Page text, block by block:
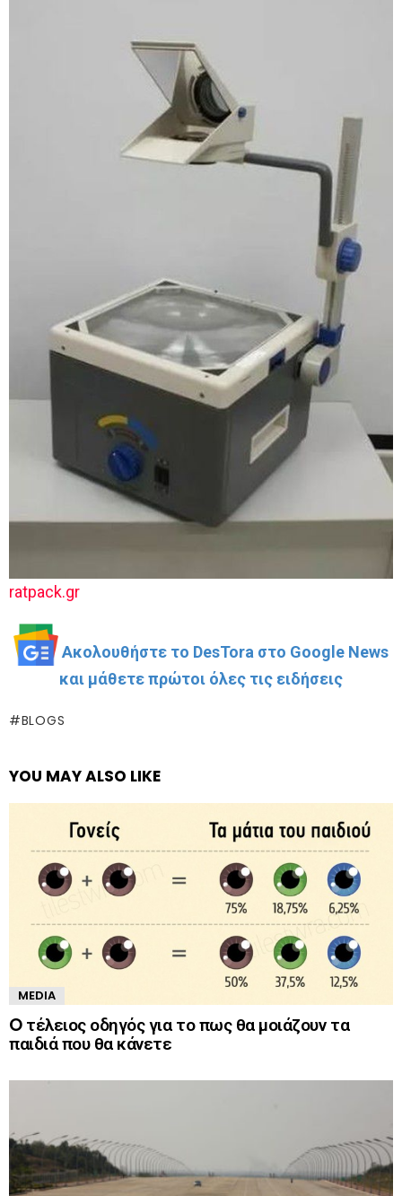
ratpack.gr
Ακολουθήστε το DesTora στο Google News
και μάθετε πρώτοι όλες τις ειδήσεις
BLOGS
YOU MAY ALSO LIKE
MEDIA
O τέλειος οδηγός για το πως θα μοιάζουν τα
παιδιά που θα κάνετε